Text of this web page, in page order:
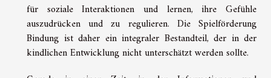
für soziale Interaktionen und lernen, ihre Gefühle
auszudrücken und zu regulieren. Die Spielförderung
Bindung ist daher ein integraler Bestandteil, der in der
kindlichen Entwicklung nicht unterschätzt werden sollte.